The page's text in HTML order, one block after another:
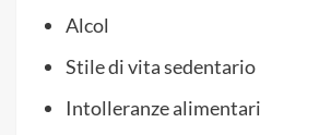
Alcol
Stile di vita sedentario
Intolleranze alimentari